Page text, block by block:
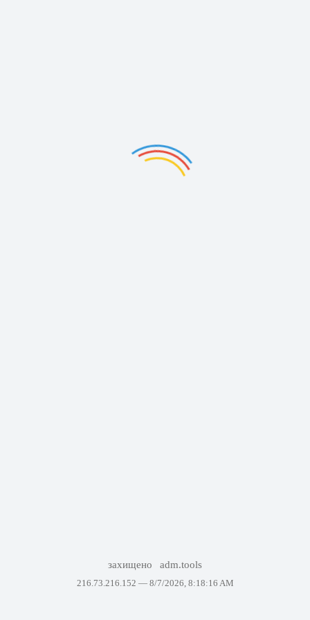
захищено adm.tools
216.73.216.152 — 8/7/2026, 8:18:16 AM